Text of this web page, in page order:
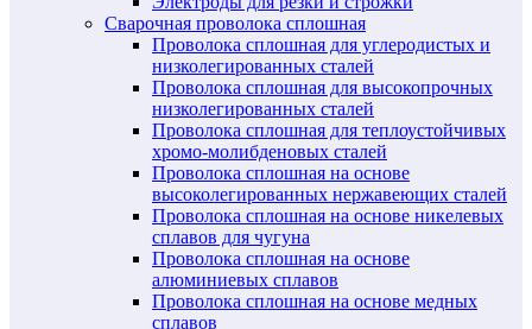
Сварочная проволока сплошная
Проволока сплошная для углеродистых и
низколегированных сталей
Проволока сплошная для высокопрочных
низколегированных сталей
Проволока сплошная для теплоустойчивых
хромо-молибденовых сталей
Проволока сплошная на основе
высоколегированных нержавеющих сталей
Проволока сплошная на основе никелевых
сплавов для чугуна
Проволока сплошная на основе
алюминиевых сплавов
Проволока сплошная на основе медных
сплавов